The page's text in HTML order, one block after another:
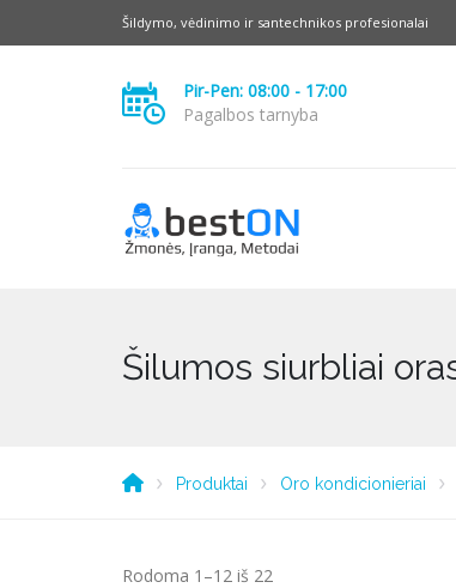
Šildymo, vėdinimo ir santechnikos profesionalai
Pir-Pen: 08:00 - 17:00
Pagalbos tarnyba
Šilumos siurbliai
Produktai Oro kondicionieriai
Rodoma 1–12 iš 22